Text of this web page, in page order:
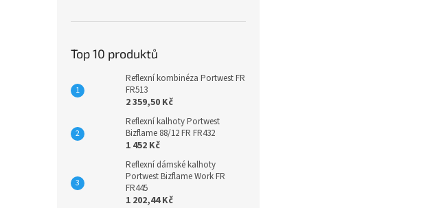
Top 10 produktů
Reflexní kombinéza Portwest FR
FR513
2 359,50 Kč
Reflexní kalhoty Portwest
Bizflame 88/12 FR FR432
1 452 Kč
Reflexní dámské kalhoty
Portwest Bizflame Work FR
FR445
1 202,44 Kč